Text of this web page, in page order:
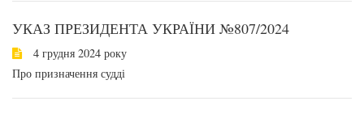
УКАЗ ПРЕЗИДЕНТА УКРАЇНИ №807/2024
4 грудня 2024 року
Про призначення судді